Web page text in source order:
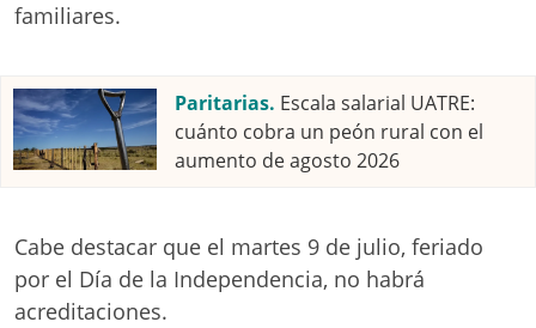
familiares.
Paritarias. Escala salarial UATRE:
cuánto cobra un peón rural con el
aumento de agosto 2026
Cabe destacar que el martes 9 de julio, feriado
por el Día de la Independencia, no habrá
acreditaciones.